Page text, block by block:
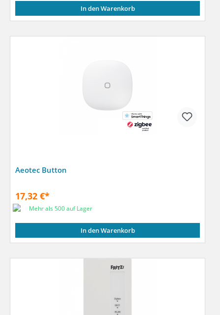
In den Warenkorb
Aeotec Button
17,32 €*
Mehr als 500 auf Lager
In den Warenkorb